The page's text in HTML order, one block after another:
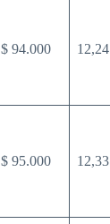
$ 94.000 12,24
$ 95.000 12,33